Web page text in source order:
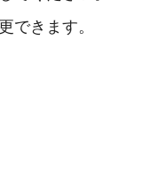
できます。